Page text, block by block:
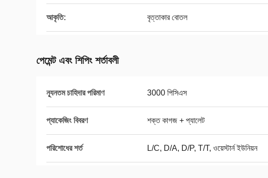
আকৃতি: বৃত্তাকার বোতল
পেমেন্ট এবং শিপিং শর্তাবলী
ন্যূনতম চাহিদার পরিমাণ 3000 পিসিএস
প্যাকেজিং বিবরণ শক্ত কাগজ + প্যালেট
পরিশোধের শর্ত L/C, D/A, D/P, T/T, ওয়েস্টার্ন ইউনিয়ন